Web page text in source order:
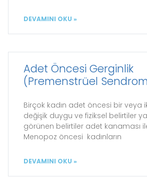
DEVAMINI OKU »
Adet Öncesi Gerginlik
(Premenstrüel
Birçok kadın adet öncesi bir veya
değişik duygu ve fiziksel belirtiler
görünen belirtiler adet kanaması
Menopoz öncesi kadınların
DEVAMINI OKU »